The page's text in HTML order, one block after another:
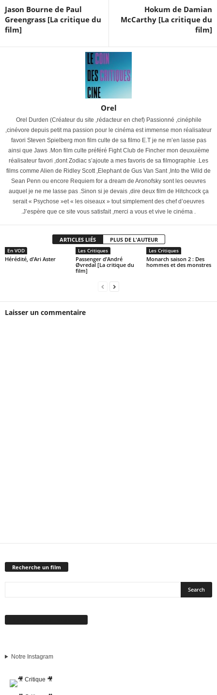
Jason Bourne de Paul
Greengrass [La critique du
film]
Hokum de Damian
McCarthy [La critique du
film]
Orel
Orel Durden (Créateur du site ,rédacteur en chef) Passionné ,cinéphile
,cinévore depuis petit ma passion pour le cinéma est immense mon réalisateur
favori Steven Spielberg mon film culte de sa filmo E.T je ne m’en lasse pas
ainsi que Jaws .Mon film culte préféré Fight Club de Fincher mon deuxuième
réalisateur favori ,dont Zodiac s’ajoute a mes favoris de sa filmographie .Les
films comme Alien de Ridley Scott ,Elephant de Gus Van Sant ,Into the Wild de
Sean Penn ou encore Requiem for a dream de Aronofsky sont les oeuvres
auquel je ne me lasse pas .Sinon si je devais ,dire deux film de Hitchcock ça
serait « Psychose »et « les oiseaux » tout simplement des chef d’oeuvres
.J’espère que ce site vous satisfait ,merci a vous et vive le cinéma .
ARTICLES LIÉS PLUS DE L'AUTEUR
En VOD
Hérédité, d’Ari Aster
Les Critiques
Passenger d’André
Øvredal [La critique du
film]
Les Critiques
Monarch saison 2 : Des
hommes et des monstres
Laisser un commentaire
Recherche un film
Notre Instagram